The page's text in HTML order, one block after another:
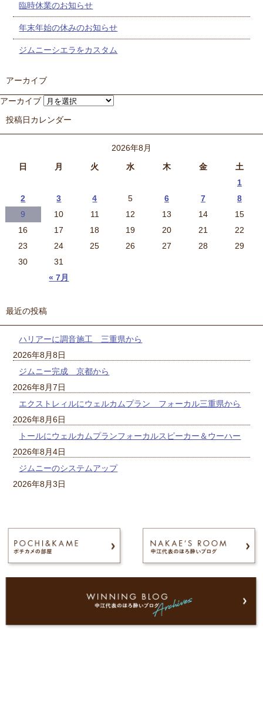
臨時休業のお知らせ
年末年始の休みのお知らせ
ジムニーシエラをカスタム
アーカイブ
アーカイブ
投稿日カレンダー
2026年8月
日
月 火 水 木 金 土
« 7月
1
2
3 4 5 6 7
8
9
10 11 12 13 14
15
16
17 18 19 20 21
22
23
24 25 26 27 28
29
30
31
最近の投稿
ハリアーに調音施工 三重県から
2026年8月8日
ジムニー完成 京都から
2026年8月7日
エクストレィルにウェルカムプラン フォーカル三重県から
2026年8月6日
トールにウェルカムプランフォーカルスピーカー＆ウーハー
2026年8月4日
ジムニーのシステムアップ
2026年8月3日